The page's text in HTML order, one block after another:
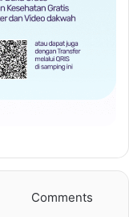
Comments